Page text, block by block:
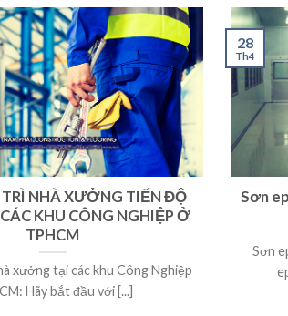
NHÀ XƯỞNG TIẾN ĐỘ
KHU CÔNG NGHIỆP Ở
TPHCM
xưởng tại các khu Công Nghiệp
Hãy bắt đầu với [...]
Sơn
Sơn
28
Th4